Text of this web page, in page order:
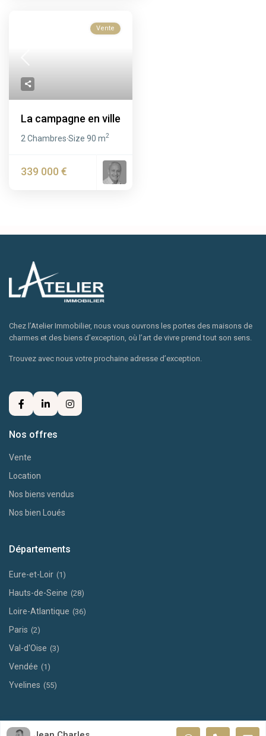
Vente
La campagne en ville
2 Chambres·Size90 m2
339 000 €
Chez l’Atelier Immobilier, nous vous ouvrons les portes des maisons de
charmes et des biens d’exception, où l’art de vivre prend tout son sens.
Trouvez avec nous votre prochaine adresse d’exception.
Nos offres
Vente
Location
Nos biens vendus
Nos bien Loués
Départements
Eure-et-Loir (1)
Hauts-de-Seine (28)
Loire-Atlantique (36)
Paris (2)
Val-d'Oise (3)
Vendée (1)
Yvelines (55)
Mentions légales Nos honoraires